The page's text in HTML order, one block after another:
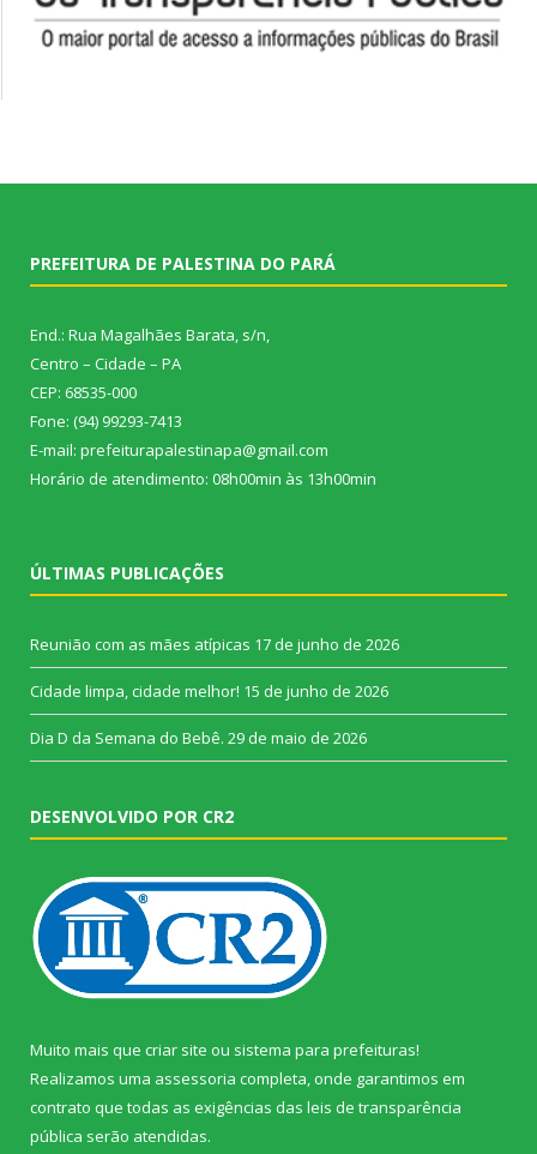
PREFEITURA DE PALESTINA DO PARÁ
End.: Rua Magalhães Barata, s/n,
Centro – Cidade – PA
CEP: 68535-000
Fone: (94) 99293-7413
E-mail: prefeiturapalestinapa@gmail.com
Horário de atendimento: 08h00min às 13h00min
ÚLTIMAS PUBLICAÇÕES
Reunião com as mães atípicas 17 de junho de 2026
Cidade limpa, cidade melhor! 15 de junho de 2026
Dia D da Semana do Bebê. 29 de maio de 2026
DESENVOLVIDO POR CR2
Muito mais que criar site ou sistema para prefeituras!
Realizamos uma assessoria completa, onde garantimos em
contrato que todas as exigências das leis de transparência
pública serão atendidas.